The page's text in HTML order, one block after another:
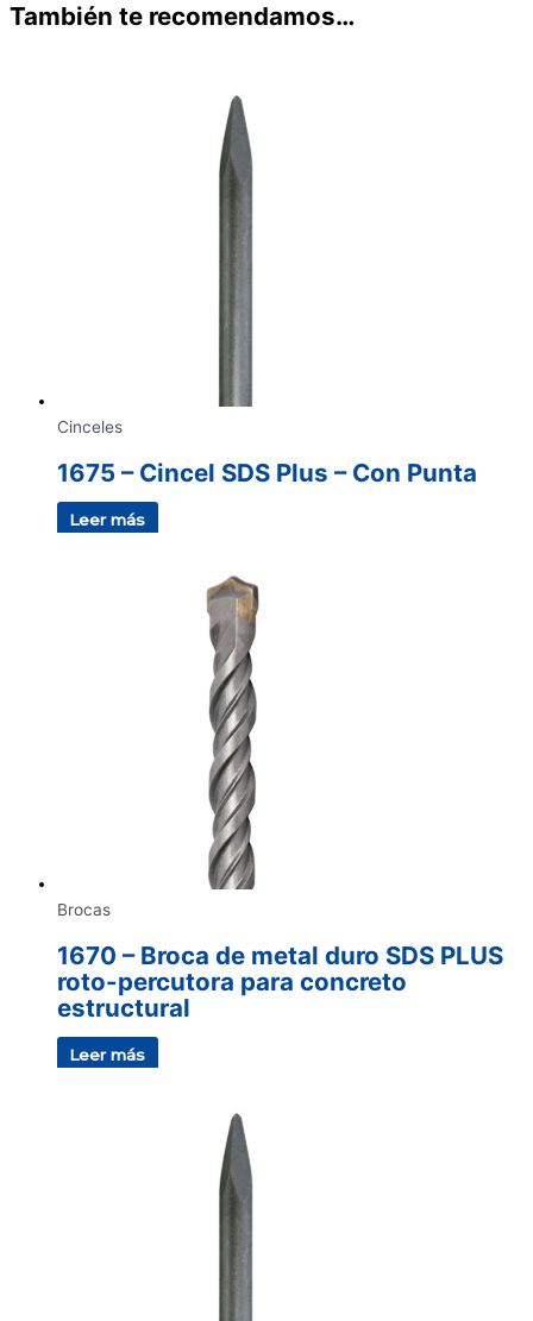
También te recomendamos…
Cinceles
1675 – Cincel SDS Plus – Con Punta
Leer más
Brocas
1670 – Broca de metal duro SDS PLUS
roto-percutora para concreto
estructural
Leer más